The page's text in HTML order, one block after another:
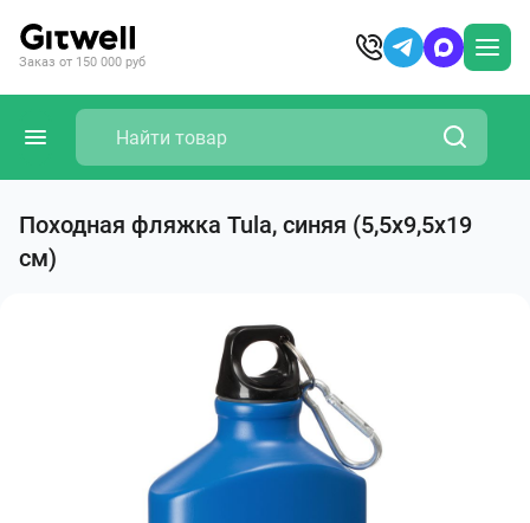
Заказ от 150 000 руб
Походная фляжка Tula, синяя (5,5x9,5x19
см)